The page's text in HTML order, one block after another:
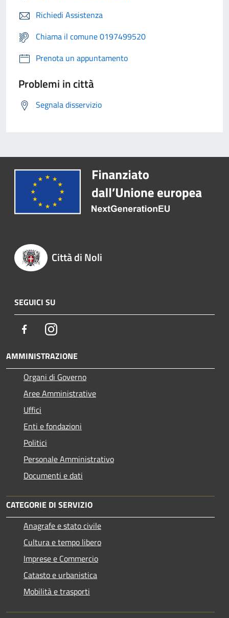
Richiedi Assistenza
Chiama il comune 0197499520
Prenota un appuntamento
Problemi in città
Segnala disservizio
Città di Noli
SEGUICI SU
FacebookInstagram
AMMINISTRAZIONE
Organi di Governo
Aree Amministrative
Uffici
Enti e fondazioni
Politici
Personale Amministrativo
Documenti e dati
CATEGORIE DI SERVIZIO
Anagrafe e stato civile
Cultura e tempo libero
Imprese e Commercio
Catasto e urbanistica
Mobilità e trasporti